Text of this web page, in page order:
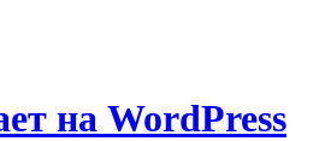
на WordPress